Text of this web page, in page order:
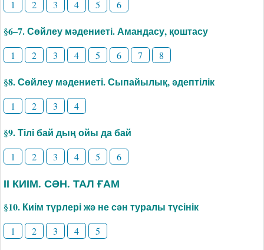
1 2 3 4 5 6
§6–7. Сөйлеу мәдениеті. Амандасу, қоштасу
1 2 3 4 5 6 7 8
§8. Сөйлеу мәдениеті. Сыпайылық, әдептілік
1 2 3 4
§9. Тілі бай дың ойы да бай
1 2 3 4 5 6
ІІ КИІМ. СӘН. ТАЛ ҒАМ
§10. Киім түрлері жә не сән туралы түсінік
1 2 3 4 5